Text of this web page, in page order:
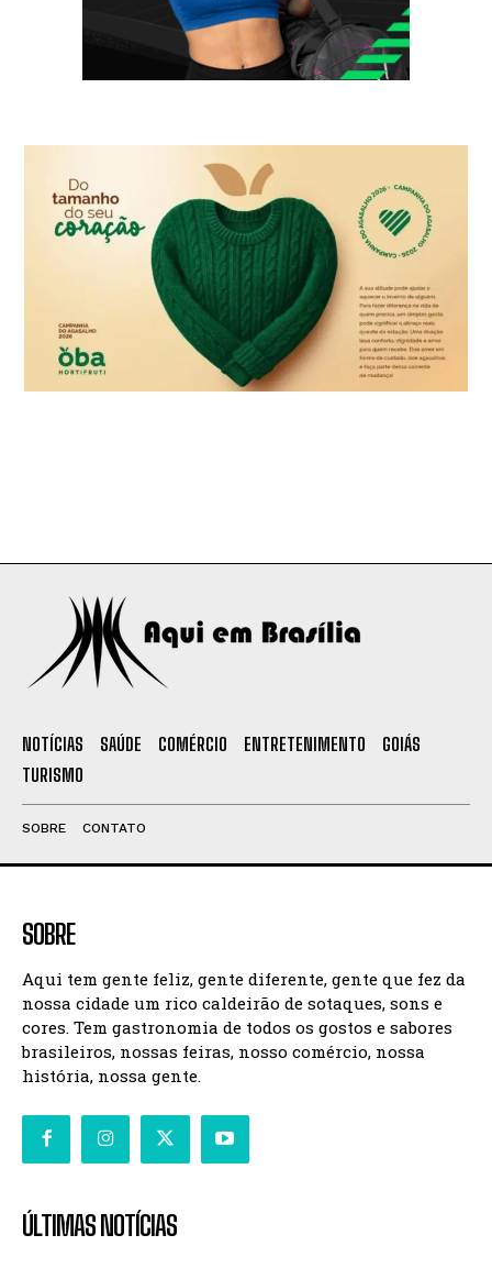
NOTÍCIAS SAÚDE COMÉRCIO ENTRETENIMENTO
GOIÁS
TURISMO
SOBRE CONTATO
SOBRE
Aqui tem gente feliz, gente diferente, gente que fez da
nossa cidade um rico caldeirão de sotaques, sons e
cores. Tem gastronomia de todos os gostos e sabores
brasileiros, nossas feiras, nosso comércio, nossa
história, nossa gente.
ÚLTIMAS NOTÍCIAS